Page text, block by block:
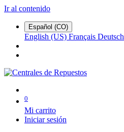
Ir al contenido
Español (CO)
English (US) Français Deutsch
0
Mi carrito
Iniciar sesión